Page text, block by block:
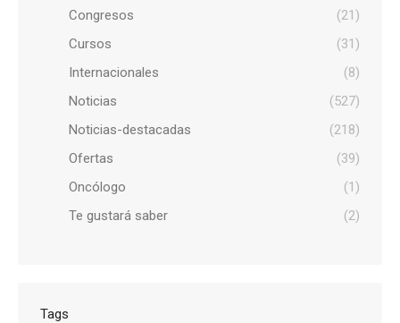
Congresos
(21)
Cursos
(31)
Internacionales
(8)
Noticias
(527)
Noticias-destacadas
(218)
Ofertas
(39)
Oncólogo
(1)
Te gustará saber
(2)
Tags